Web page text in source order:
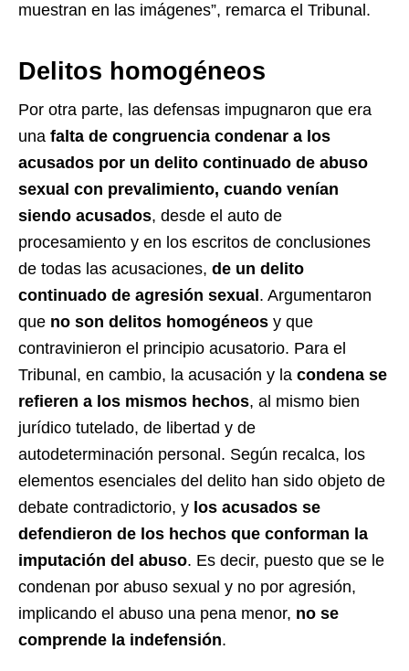
muestran en las imágenes”, remarca el Tribunal.
Delitos homogéneos
Por otra parte, las defensas impugnaron que era
una falta de congruencia condenar a los
acusados por un delito continuado de abuso
sexual con prevalimiento, cuando venían
siendo acusados, desde el auto de
procesamiento y en los escritos de conclusiones
de todas las acusaciones, de un delito
continuado de agresión sexual . Argumentaron
que no son delitos homogéneos y que
contravinieron el principio acusatorio. Para el
Tribunal, en cambio, la acusación y la condena se
refieren a los mismos hechos, al mismo bien
jurídico tutelado, de libertad y de
autodeterminación personal. Según recalca, los
elementos esenciales del delito han sido objeto de
debate contradictorio, y los acusados se
defendieron de los hechos que conforman la
imputación del abuso. Es decir, puesto que se le
condenan por abuso sexual y no por agresión,
implicando el abuso una pena menor, no se
comprende la indefensión.